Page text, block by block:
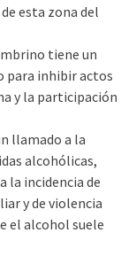
esta zona del
tiene un
para inhibir actos
y la participación
llamado a la
alcohólicas,
la incidencia de
y de violencia
el alcohol suele